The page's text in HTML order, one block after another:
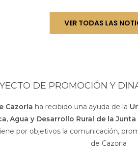
VER TODAS LAS
DE PROMOCIÓN Y
Cazorla ha recibido una ayuda de la
Agua y Desarrollo Rural de la
por objetivos la comunicación,
de Cazorla